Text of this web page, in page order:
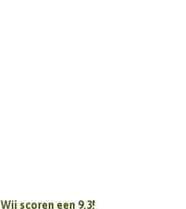
Wij scoren een 9.3!